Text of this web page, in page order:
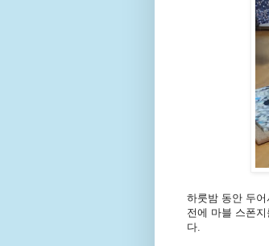
하룻밤 동안 두
전에 마블 스폰
다.